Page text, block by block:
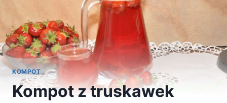
KOMPOT
Kompot z truskawek